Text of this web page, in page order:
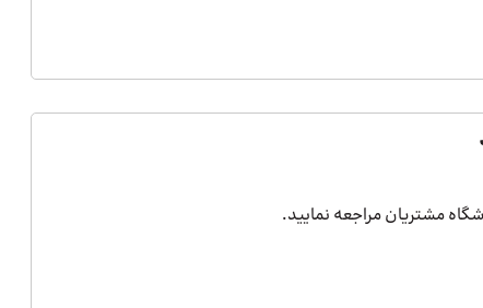
مشتریان مراجعه نمایید.